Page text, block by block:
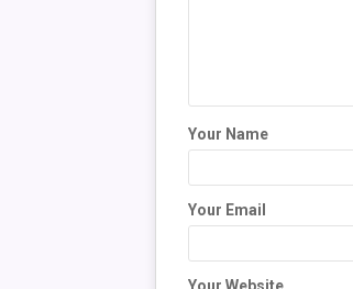
Your Name
Your Email